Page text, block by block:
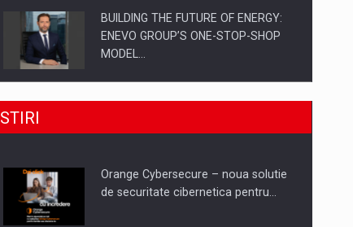
BUILDING THE FUTURE OF ENERGY:
ENEVO GROUP’S ONE-STOP-SHOP
MODEL…
ROOTED IN ROMANIA, BUILT TO
PUTTING ROMANIAN CORPORATE
STIRI
Orange Cybersecure – noua solutie
de securitate cibernetica pentru…